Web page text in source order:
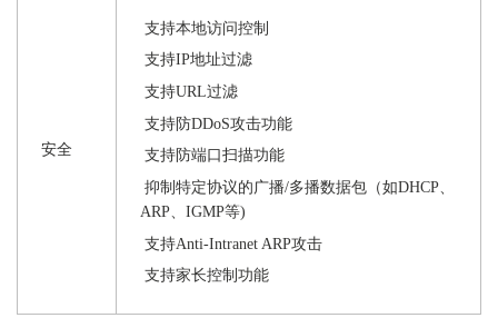
安全
支持本地访问控制
支持IP地址过滤
支持URL过滤
支持防DDoS攻击功能
支持防端口扫描功能
抑制特定协议的广播/多播数据包（如DHCP、
ARP、IGMP等)
支持Anti-Intranet ARP攻击
支持家长控制功能